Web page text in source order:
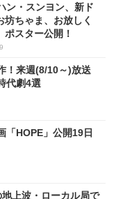
ン・スンヨン、新ド
坊ちゃま、お放しく
ポスター公開！
！来週(8/10～)放送
代劇4選
「HOPE」公開19日
上波・ローカル局で